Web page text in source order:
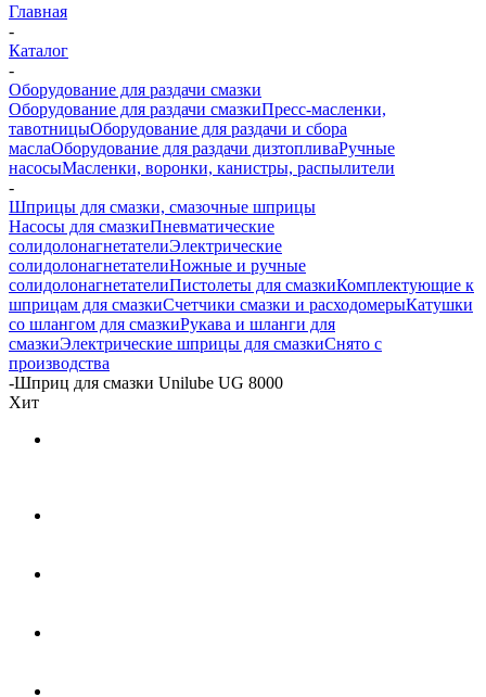
Главная
-
Каталог
-
Оборудование для раздачи смазки
Оборудование для раздачи смазкиПресс-масленки,
тавотницыОборудование для раздачи и сбора
маслаОборудование для раздачи дизтопливаРучные
насосыМасленки, воронки, канистры, распылители
-
Шприцы для смазки, смазочные шприцы
Насосы для смазкиПневматические
солидолонагнетателиЭлектрические
солидолонагнетателиНожные и ручные
солидолонагнетателиПистолеты для смазкиКомплектующие к
шприцам для смазкиСчетчики смазки и расходомерыКатушки
со шлангом для смазкиРукава и шланги для
смазкиЭлектрические шприцы для смазкиСнято с
производства
-Шприц для смазки Unilube UG 8000
Хит